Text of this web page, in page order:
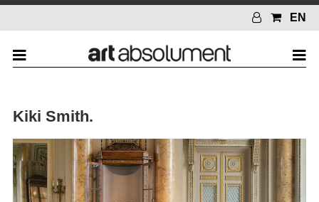
EN
Kiki Smith.